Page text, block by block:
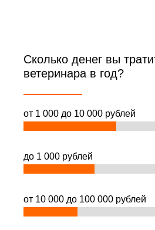
Сколько денег вы
ветеринара в год?
от 1 000 до 10 000 рублей
до 1 000 рублей
от 10 000 до 100 000 рублей